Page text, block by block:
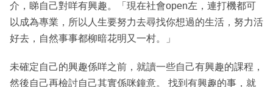
介，睇自己對咩有興趣。「現在社會open左，連打機都可
以成為專業，所以人生要努力去尋找你想過的生活，努力活
好去，自然事事都柳暗花明又一村。」
未確定自己的興趣係咩之前，就讀一些自己有興趣的課程，
然後自己再檢討自己其實係咪鐘意。 找到有興趣的事，就